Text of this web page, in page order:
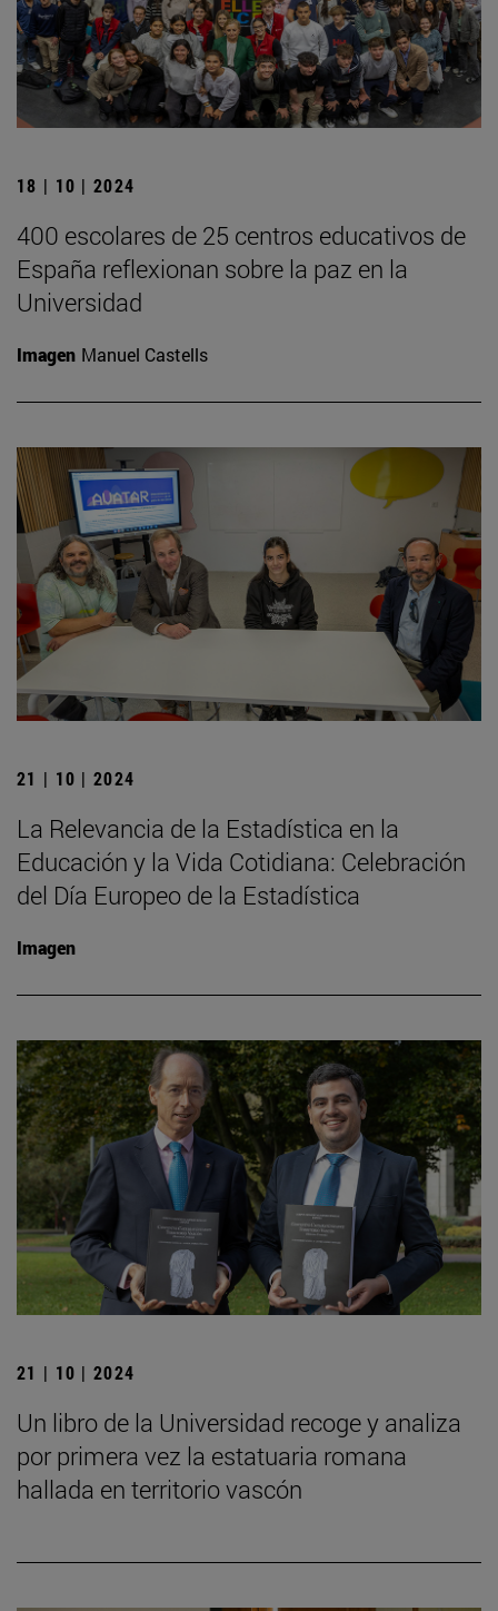
18 | 10 | 2024
400 escolares de 25 centros educativos de
España reflexionan sobre la paz en la
Universidad
Imagen Manuel Castells
21 | 10 | 2024
La Relevancia de la Estadística en la
Educación y la Vida Cotidiana: Celebración
del Día Europeo de la Estadística
Imagen
21 | 10 | 2024
Un libro de la Universidad recoge y analiza
por primera vez la estatuaria romana
hallada en territorio vascón